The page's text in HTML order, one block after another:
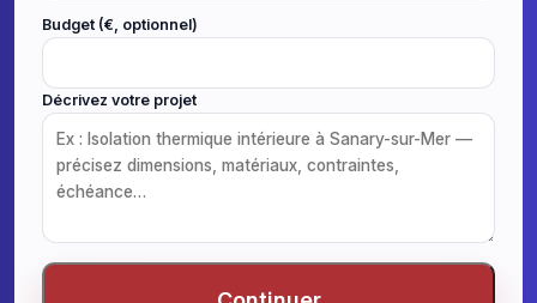
Budget (€, optionnel)
Décrivez votre projet